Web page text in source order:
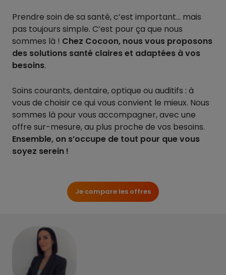
Prendre soin de sa santé, c’est important… mais
pas toujours simple. C’est pour ça que nous
sommes là ! Chez Cocoon, nous vous proposons
des solutions santé claires et adaptées à vos
besoins.
Soins courants, dentaire, optique ou auditifs : à
vous de choisir ce qui vous convient le mieux. Nous
sommes là pour vous accompagner, avec une
offre sur-mesure, au plus proche de vos besoins.
Ensemble, on s’occupe de tout pour que vous
soyez serein !
Je compare les offres